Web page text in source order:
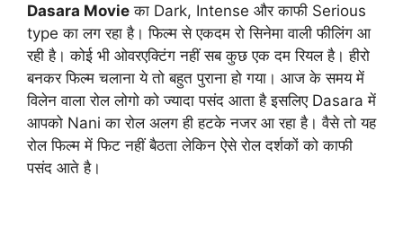
Dasara Movie का Dark, Intense और काफी Serious
type का लग रहा है। फिल्म से एकदम रो सिनेमा वाली फीलिंग आ
रही है। कोई भी ओवरएक्टिंग नहीं सब कुछ एक दम रियल है। हीरो
बनकर फिल्म चलाना ये तो बहुत पुराना हो गया। आज के समय में
विलेन वाला रोल लोगो को ज्यादा पसंद आता है इसलिए Dasara में
आपको Nani का रोल अलग ही हटके नजर आ रहा है। वैसे तो यह
रोल फिल्म में फिट नहीं बैठता लेकिन ऐसे रोल दर्शकों को काफी
पसंद आते है।